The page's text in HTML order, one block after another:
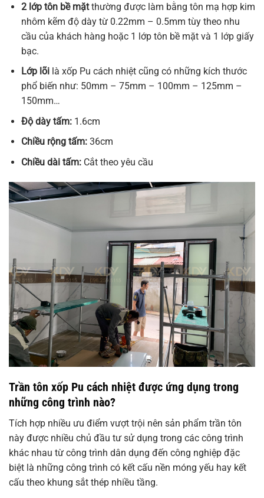
2 lớp tôn bề mặtthường được làm bằng tôn mạ hợp kim
nhôm kẽm độ dày từ 0.22mm – 0.5mm tùy theo nhu
cầu của khách hàng hoặc 1 lớp tôn bề mặt và 1 lớp giấy
bạc.
Lớp lõilà xốp Pu cách nhiệt cũng có những kích thước
phổ biến như: 50mm – 75mm – 100mm – 125mm –
150mm…
Độ dày tấm:1.6cm
Chiều rộng tấm:36cm
Chiều dài tấm:Cắt theo yêu cầu
Trần tôn xốp Pu cách nhiệt được ứng dụng trong
những công trình nào?
Tích hợp nhiều ưu điểm vượt trội nên sản phẩm trần tôn
này được nhiều chủ đầu tư sử dụng trong các công trình
khác nhau từ công trình dân dụng đến công nghiệp đặc
biệt là những công trình có kết cấu nền móng yếu hay kết
cấu theo khung sắt thép nhiều tầng.